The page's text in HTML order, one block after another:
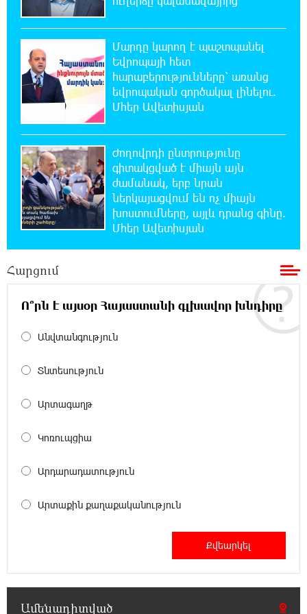
Կեղծ էջով քաղաքացիներին առաջարկվում
է մասնակցել խաղարկության․ զգուշացում
21:59:34 5-08-2026
Հարավային Լիբանանում պայթյունի
իսրայելցի զինծառայող
21:39:45 5-08-2026
Բախվել են «Jeep»-ն ու «Ford»-ը. կա 4
վիրավոր
ԱՄՆ-ը հանել է Իրանի ԻՀՊԿ-ին առնչվող
ավիաընկերության նկատմամբ պատժամիջոցները
20:53:48 5-08-2026
դանակով հարձակում է գործել. 4 վիրավոր
Ռուսական ԱԹՍ-ներ արտադրող
Մարդը կարող է պաշտպանել
Եվրոպայի հետ
հարաբերությունները՝ առանց
եվրոպական գործակալ լինելու.
Մհեր Ավետիսյան
Ժողովրդի ընտրությունը
գիտակցված է միայն այն
ժամանակ, երբ նրան
ներկայացվում են ոչ միայն
խոստումները, այլև դրանց գինը.
Մհեր Ավետիսյան
Հարցում
Ո՞րն է այսօր Հայաստանի գլխավոր խնդիրը
Անվտանգություն
Տնտեսություն
Արտագաղթ
Կոռուպցիա
Արդարադատություն
Արտաքին քաղաքականություն
Ամենադիտված